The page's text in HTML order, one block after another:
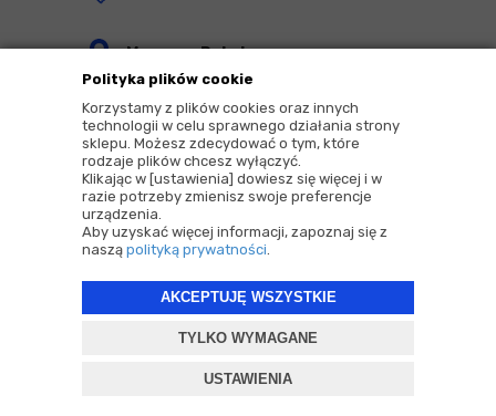
Polityka plików cookie
Korzystamy z plików cookies oraz innych
technologii w celu sprawnego działania strony
sklepu. Możesz zdecydować o tym, które
rodzaje plików chcesz wyłączyć.
Klikając w [ustawienia] dowiesz się więcej i w
razie potrzeby zmienisz swoje preferencje
urządzenia.
Aby uzyskać więcej informacji, zapoznaj się z
naszą polityką prywatności.
AKCEPTUJĘ WSZYSTKIE
TYLKO WYMAGANE
USTAWIENIA
Magazyn Rekcin
Nomos Sp. z o.o. sp.k.
ul. Agrestowa 1
83-010 Rekcin
2026 © Copyrights by |Detailing House